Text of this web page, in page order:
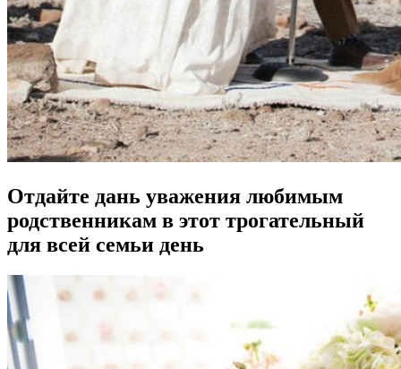
Отдайте дань уважения любимым
родственникам в этот трогательный
для всей семьи день